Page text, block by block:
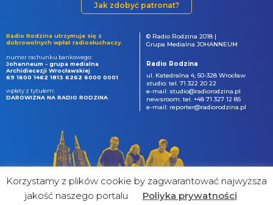
Jak zdobyć patronat?
Radio Rodzina utrzymuje się z
dobrowolnych wpłat radiosłuchaczy.
numer rachunku bankowego:
Johanneum - grupa medialna
Archidiecezji Wrocławskiej
69 1600 1462 1813 6262 6000 0001
wpłaty z tytułem:
DAROWIZNA NA RADIO RODZINA
© Radio Rodzina 2018 |
Grupa Medialna JOHANNEUM
Radio Rodzina
ul. Katedralna 4, 50-328 Wrocław
studio: tel. 71 322 20 22
e-mail: studio@radiorodzina.pl
newsroom: tel. +48 71 327 12 85
e-mail: reporter@radiorodzina.pl
Korzystamy z plików cookie by zagwarantować najwyższa
jakość naszego portalu
Poliyka prywatności